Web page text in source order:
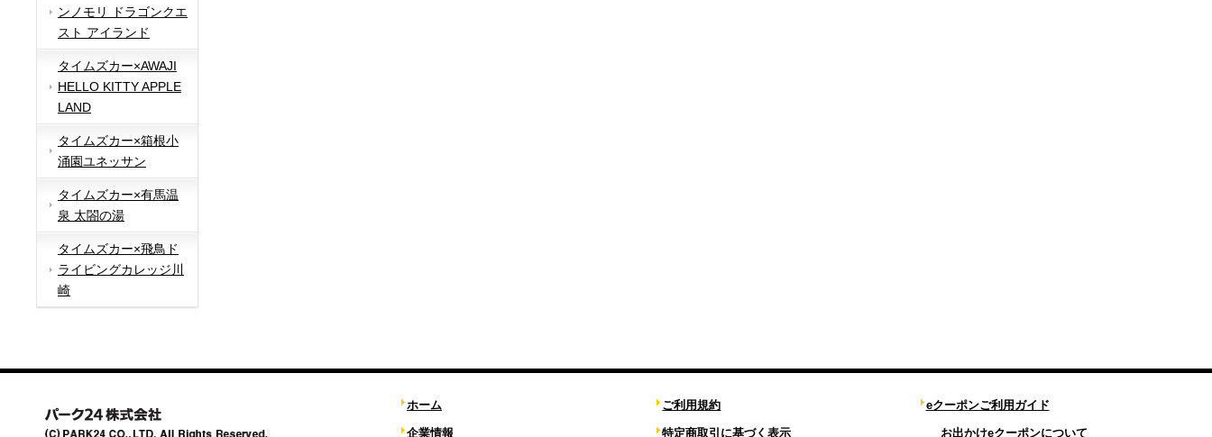
ンノモリ ドラゴンクエ
スト アイランド
タイムズカー×AWAJI
HELLO KITTY APPLE
LAND
タイムズカー×箱根小
涌園ユネッサン
タイムズカー×有馬温
泉 太閤の湯
タイムズカー×飛鳥ド
ライビングカレッジ川
崎
ホーム
企業情報
ご利用規約
特定商取引に基づく表示
eクーポンご利用ガイド
お出かけeクーポンについて